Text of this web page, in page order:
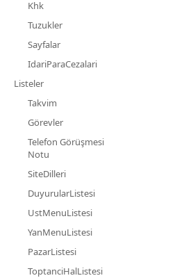
Khk
Tuzukler
Sayfalar
IdariParaCezalari
Listeler
Takvim
Görevler
Telefon Görüşmesi
Notu
SiteDilleri
DuyurularListesi
UstMenuListesi
YanMenuListesi
PazarListesi
ToptanciHalListesi